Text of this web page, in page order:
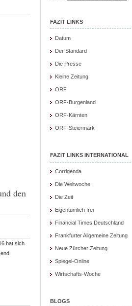
den
hat sich
FAZIT LINKS
Datum
Der Standard
Die Presse
Kleine Zeitung
ORF
ORF-Burgenland
ORF-Kärnten
ORF-Steiermark
FAZIT LINKS INTERNATIONAL
Corrigenda
Die Weltwoche
Die Zeit
Eigentümlich frei
Financial Times Deutschland
Frankfurter Allgemeine Zeitung
Neue Zürcher Zeitung
Spiegel-Online
Wirtschafts-Woche
BLOGS